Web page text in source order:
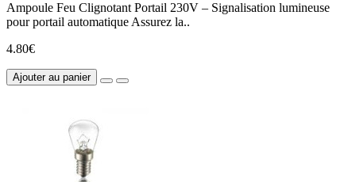
Ampoule Feu Clignotant Portail 230V – Signalisation lumineuse
pour portail automatique Assurez la..
4.80€
Ajouter au panier